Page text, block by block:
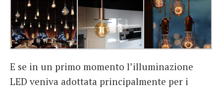
E se in un primo momento l’illuminazione
LED veniva adottata principalmente per i